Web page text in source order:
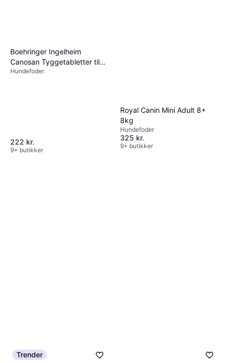
Boehringer Ingelheim
Canosan Tyggetabletter til
Hunde 60stk
Hundefoder
222 kr.
9+ butikker
Royal Canin Mini Adult 8+
8kg
Hundefoder
325 kr.
9+ butikker
Trender